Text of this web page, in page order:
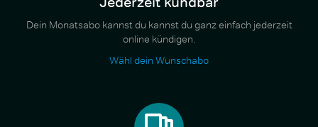
Dein Monatsabo kannst du kannst du ganz einfach jederzeit
online kündigen.
Wähl dein Wunschabo